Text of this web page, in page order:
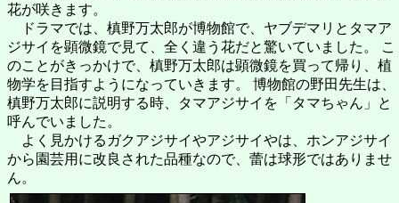
花が咲きます。
ドラマでは、槙野万太郎が博物館で、ヤブデマリとタマア
ジサイを顕微鏡で見て、全く違う花だと驚いていました。 こ
のことがきっかけで、槙野万太郎は顕微鏡を買って帰り、植
物学を目指すようになっていきます。 博物館の野田先生は、
槙野万太郎に説明する時、タマアジサイを「タマちゃん」と
呼んでいました。
よく見かけるガクアジサイやアジサイやは、ホンアジサイ
から園芸用に改良された品種なので、蕾は球形ではありませ
ん。